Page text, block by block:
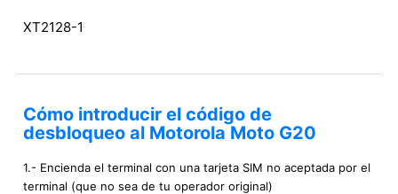
XT2128-1
Cómo introducir el código de
desbloqueo al Motorola Moto G20
1.- Encienda el terminal con una tarjeta SIM no aceptada por el
terminal (que no sea de tu operador original)